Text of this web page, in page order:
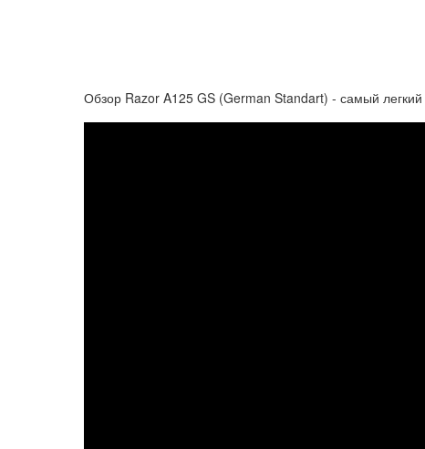
Обзор Razor A125 GS (German Standart) - самый